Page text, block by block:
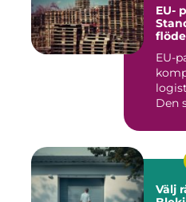
EU-
EU-
Den
Välj